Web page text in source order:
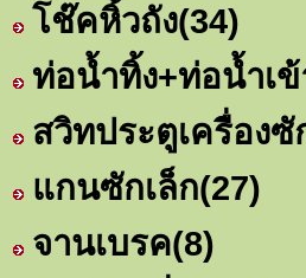
โช๊คหิ้วถัง(34)
ท่อน้ำทิ้ง+ท่อน้ำเข้
สวิทประตูเครื่องซั
แกนซักเล็ก(27)
จานเบรค(8)